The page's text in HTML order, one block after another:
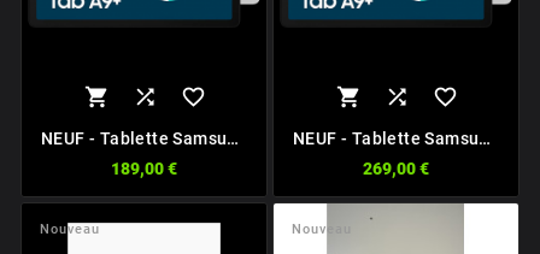
  
NEUF - Tablette Samsung
189,00 €
  
NEUF - Tablette Samsung
269,00 €
Nouveau Nouveau